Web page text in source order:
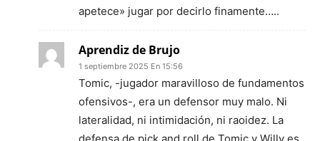
apetece» jugar por decirlo finamente…..
Aprendiz de Brujo
1 septiembre 2025 En 15:56
Tomic, -jugador maravilloso de fundamentos
ofensivos-, era un defensor muy malo. Ni
lateralidad, ni intimidación, ni raoidez. La